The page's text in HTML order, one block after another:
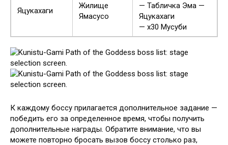
Яцукахаги
Жилище
Ямасусо
— Табличка Эма —
Яцукахаги
— x30 Мусуби
К каждому боссу прилагается дополнительное задание —
победить его за определенное время, чтобы получить
дополнительные награды. Обратите внимание, что вы
можете повторно бросать вызов боссу столько раз,